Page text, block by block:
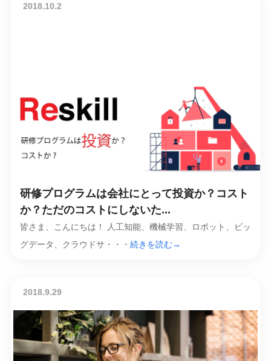
2018.10.2
研修プログラムは会社にとって投資か？コスト
か？ただのコストにしないた...
皆さま、こんにちは！ 人工知能、機械学習、ロボット、ビッ
グデータ、クラウドサ・・・ 続きを読む→
2018.9.29